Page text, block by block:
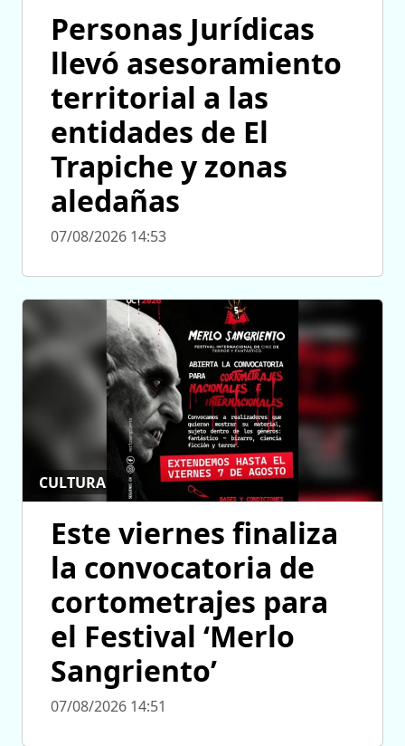
Personas Jurídicas
llevó asesoramiento
territorial a las
entidades de El
Trapiche y zonas
aledañas
07/08/2026 14:53
CULTURA
Este viernes finaliza
la convocatoria de
cortometrajes para
el Festival ‘Merlo
Sangriento’
07/08/2026 14:51